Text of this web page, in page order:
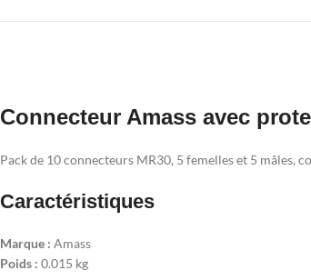
Connecteur Amass avec
Pack de 10 connecteurs MR30, 5 femelles et 5 mâles,
Caractéristiques
Marque : Amass
Poids : 0.015 kg